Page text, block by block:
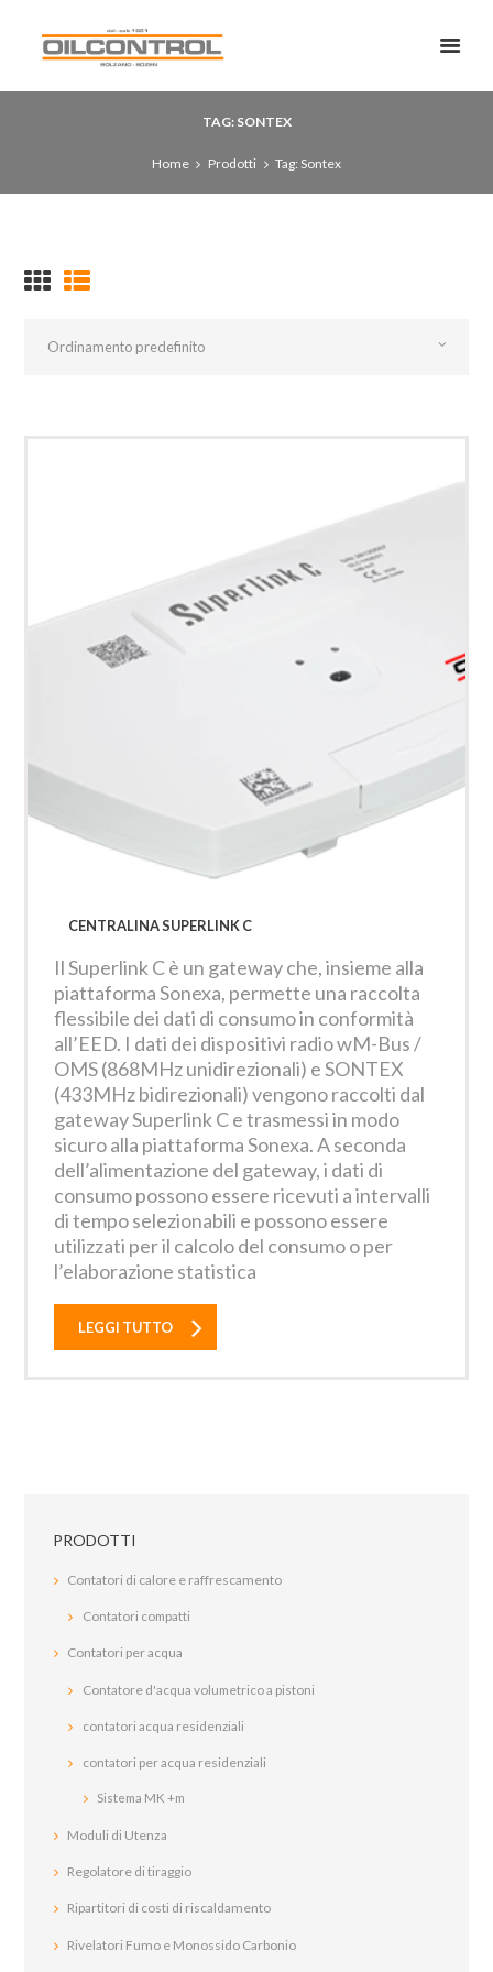
TAG: SONTEX
Home Prodotti Tag: Sontex
CENTRALINA SUPERLINK C
Il Superlink C è un gateway che, insieme alla
piattaforma Sonexa, permette una raccolta
flessibile dei dati di consumo in conformità
all’EED. I dati dei dispositivi radio wM-Bus /
OMS (868MHz unidirezionali) e SONTEX
(433MHz bidirezionali) vengono raccolti dal
gateway Superlink C e trasmessi in modo
sicuro alla piattaforma Sonexa. A seconda
dell’alimentazione del gateway, i dati di
consumo possono essere ricevuti a intervalli
di tempo selezionabili e possono essere
utilizzati per il calcolo del consumo o per
l’elaborazione statistica
LEGGI TUTTO
PRODOTTI
Contatori di calore e raffrescamento
Contatori compatti
Contatori per acqua
Contatore d'acqua volumetrico a pistoni
contatori acqua residenziali
contatori per acqua residenziali
Sistema MK +m
Moduli di Utenza
Regolatore di tiraggio
Ripartitori di costi di riscaldamento
Rivelatori Fumo e Monossido Carbonio